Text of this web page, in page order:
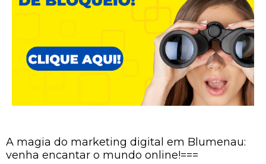
A magia do marketing digital em Blumenau:
venha encantar o mundo online!===